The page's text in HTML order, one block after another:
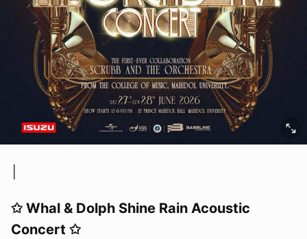
✩ Whal & Dolph Shine Rain Acoustic
Concert ✩